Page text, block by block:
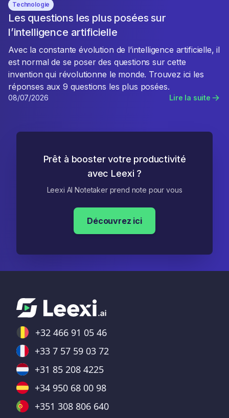
Technologie
Les questions les plus posées sur
l’intelligence artificielle
Avec la constante évolution de l’intelligence artificielle, il
est normal de se poser des questions sur cette
invention qui révolutionne le monde. Trouvez ici les
réponses aux 9 questions les plus posées.
08/07/2026 Lire la suite
Prêt à booster votre productivité
avec Leexi ?
Leexi AI Notetaker prend note pour vous
Découvrez ici
+32 466 91 05 46
+33 7 57 59 03 72
+31 85 208 4225
+34 950 68 00 98
+351 308 806 640